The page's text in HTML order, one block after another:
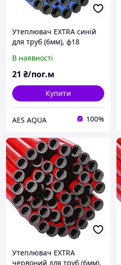
Утеплювач EXTRA синій
для труб (6мм), ф18
В наявності
21 ₴/пог.м
Купити
AES AQUA 100%
Утеплювач EXTRA
червоний для труб (6мм),